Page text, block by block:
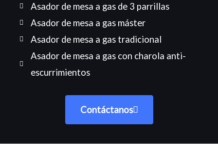
Asador de mesa a gas de 3 parrillas
Asador de mesa a gas máster
Asador de mesa a gas tradicional
Asador de mesa a gas con charola anti-
escurrimientos
Contáctanos